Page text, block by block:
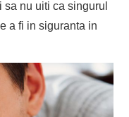
nu uiti ca singurul
a fi in siguranta in